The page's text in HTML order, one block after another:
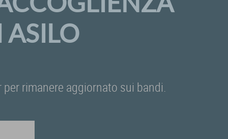
rimanere aggiornato sui bandi.